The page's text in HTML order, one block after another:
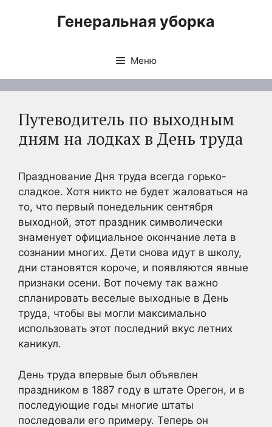
Генеральная уборка
Меню
Путеводитель по выходным
дням на лодках в День труда
Празднование Дня труда всегда горько-
сладкое. Хотя никто не будет жаловаться на
то, что первый понедельник сентября
выходной, этот праздник символически
знаменует официальное окончание лета в
сознании многих. Дети снова идут в школу,
дни становятся короче, и появляются явные
признаки осени. Вот почему так важно
спланировать веселые выходные в День
труда, чтобы вы могли максимально
использовать этот последний вкус летних
каникул.
День труда впервые был объявлен
праздником в 1887 году в штате Орегон, и в
последующие годы многие штаты
последовали его примеру. Теперь он